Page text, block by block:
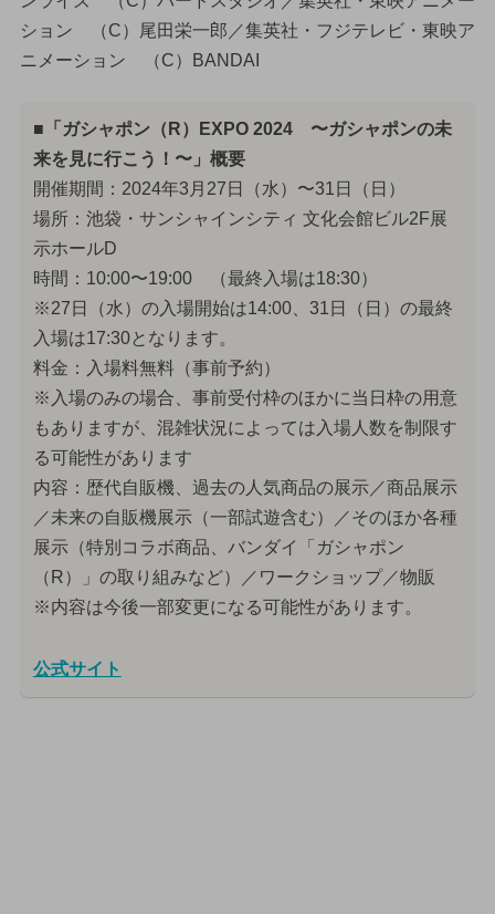
ション （C）尾田栄一郎／集英社・フジテレビ・東映ア
ニメーション （C）BANDAI
■「ガシャポン（R）EXPO 2024 〜ガシャポンの未
来を見に行こう！〜」概要
開催期間：2024年3月27日（水）〜31日（日）
場所：池袋・サンシャインシティ 文化会館ビル2F展
示ホールD
時間：10:00〜19:00 （最終入場は18:30）
※27日（水）の入場開始は14:00、31日（日）の最終
入場は17:30となります。
料金：入場料無料（事前予約）
※入場のみの場合、事前受付枠のほかに当日枠の用意
もありますが、混雑状況によっては入場人数を制限す
る可能性があります
内容：歴代自販機、過去の人気商品の展示／商品展示
／未来の自販機展示（一部試遊含む）／そのほか各種
展示（特別コラボ商品、バンダイ「ガシャポン
（R）」の取り組みなど）／ワークショップ／物販
※内容は今後一部変更になる可能性があります。
公式サイト